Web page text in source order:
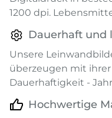
1200 dpi.
Dauerhaft und
Unsere
überzeugen mit
Dauerhaftigkeit -
Hochwertige